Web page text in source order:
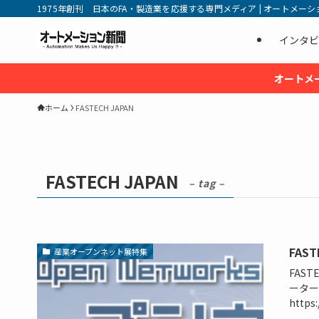
1975年創刊 日本のFA・製造業を応援する専門メディア | オートメー
インタ
オートメ
ホーム FASTECH JAPAN
FASTECH JAPAN – tag –
産業オープンネット展特集
ータ